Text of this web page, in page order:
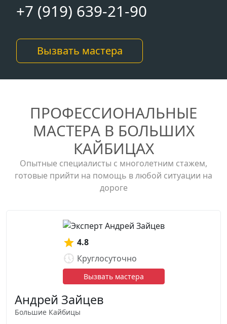
+7 (919) 639-21-90
Вызвать мастера
ПРОФЕССИОНАЛЬНЫЕ
МАСТЕРА В БОЛЬШИХ
КАЙБИЦАХ
Опытные специалисты с многолетним стажем,
готовые прийти на помощь в любой ситуации на
дороге
4.8
Круглосуточно
Вызвать мастера
Андрей Зайцев
Большие Кайбицы